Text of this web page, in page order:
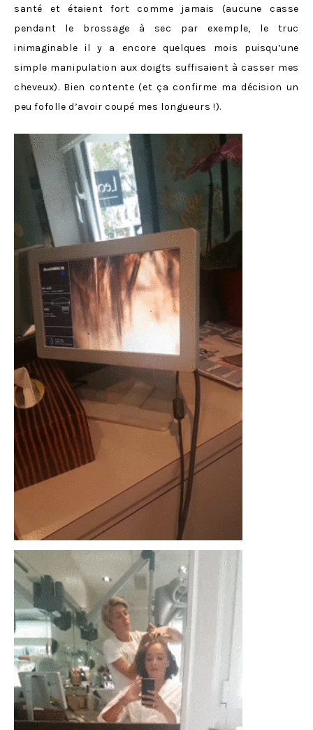
santé et étaient fort comme jamais (aucune casse
pendant le brossage à sec par exemple, le truc
inimaginable il y a encore quelques mois puisqu’une
simple manipulation aux doigts suffisaient à casser mes
cheveux). Bien contente (et ça confirme ma décision un
peu fofolle d’avoir coupé mes longueurs !).